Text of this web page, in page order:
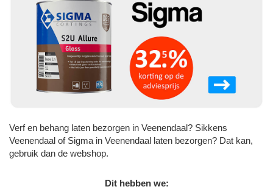
Verf en behang laten bezorgen in Veenendaal? Sikkens
Veenendaal of Sigma in Veenendaal laten bezorgen? Dat kan,
gebruik dan de webshop.
Dit hebben we: